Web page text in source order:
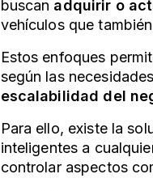
buscan adquirir o
vehículos que
Estos enfoques
según las
escalabilidad del
Para ello, existe la
inteligentes a
controlar aspectos